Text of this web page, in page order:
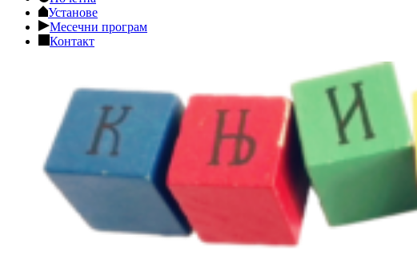
Установе
Месечни програм
Контакт